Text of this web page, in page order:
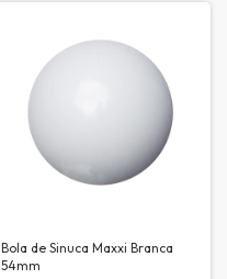
Bola de Sinuca Maxxi Branca
54mm